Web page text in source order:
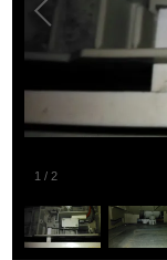
1 /2